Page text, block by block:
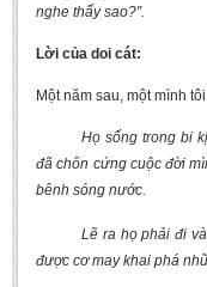
nghe thấy sao?”.
Lời của doi cát:
Một năm sau, một mình
Họ sống trong bi
đã chôn cứng cuộc đời
bênh sóng nước.
Lẽ ra họ phải đi
được cơ may khai phá